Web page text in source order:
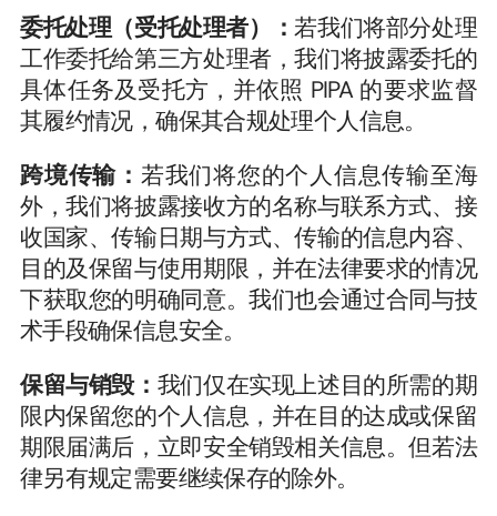
委托处理（受托处理者）： 若我们将部分处理
工作委托给第三方处理者，我们将披露委托的
具体任务及受托方，并依照 PIPA 的要求监督
其履约情况，确保其合规处理个人信息。
跨境传输： 若我们将您的个人信息传输至海
外，我们将披露接收方的名称与联系方式、接
收国家、传输日期与方式、传输的信息内容、
目的及保留与使用期限，并在法律要求的情况
下获取您的明确同意。我们也会通过合同与技
术手段确保信息安全。
保留与销毁： 我们仅在实现上述目的所需的期
限内保留您的个人信息，并在目的达成或保留
期限届满后，立即安全销毁相关信息。但若法
律另有规定需要继续保存的除外。